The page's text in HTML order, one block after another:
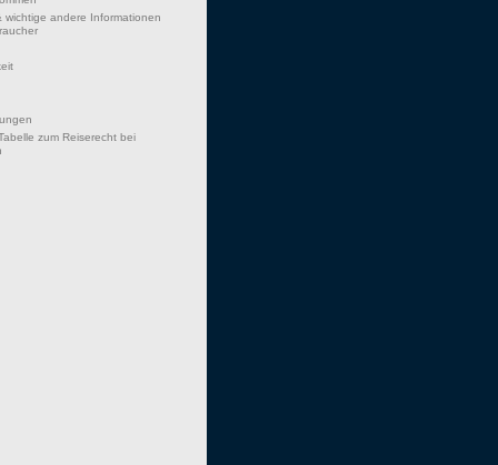
wichtige andere Informationen
zum Reiserecht bei